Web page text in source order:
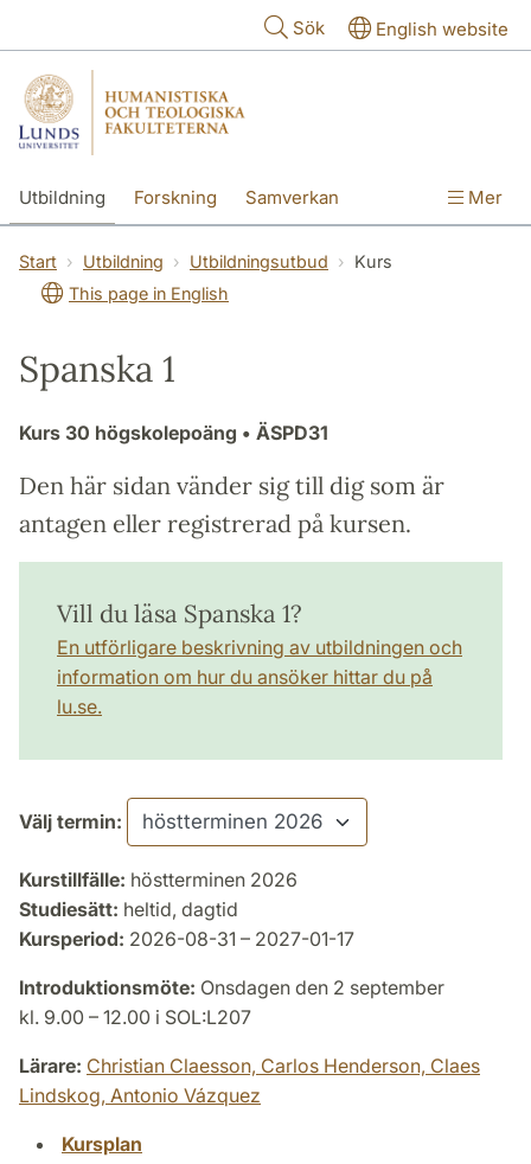
Sök English website
Utbildning Forskning Samverkan Mer
Start Utbildning Utbildningsutbud
Kurs
This page in English
Spanska 1
Kurs 30 högskolepoäng • ÄSPD31
Den här sidan vänder sig till dig som är
antagen eller registrerad på kursen.
Vill du läsa Spanska 1?
En utförligare beskrivning av utbildningen och
information om hur du ansöker hittar du på
lu.se.
Välj termin:
Kurstillfälle: höstterminen 2026
Studiesätt: heltid, dagtid
Kursperiod: 2026-08-31 – 2027-01-17
Introduktionsmöte: Onsdagen den 2 september
kl. 9.00 – 12.00 i SOL:L207
Lärare: Christian Claesson, Carlos Henderson, Claes
Lindskog, Antonio Vázquez
Kursplan